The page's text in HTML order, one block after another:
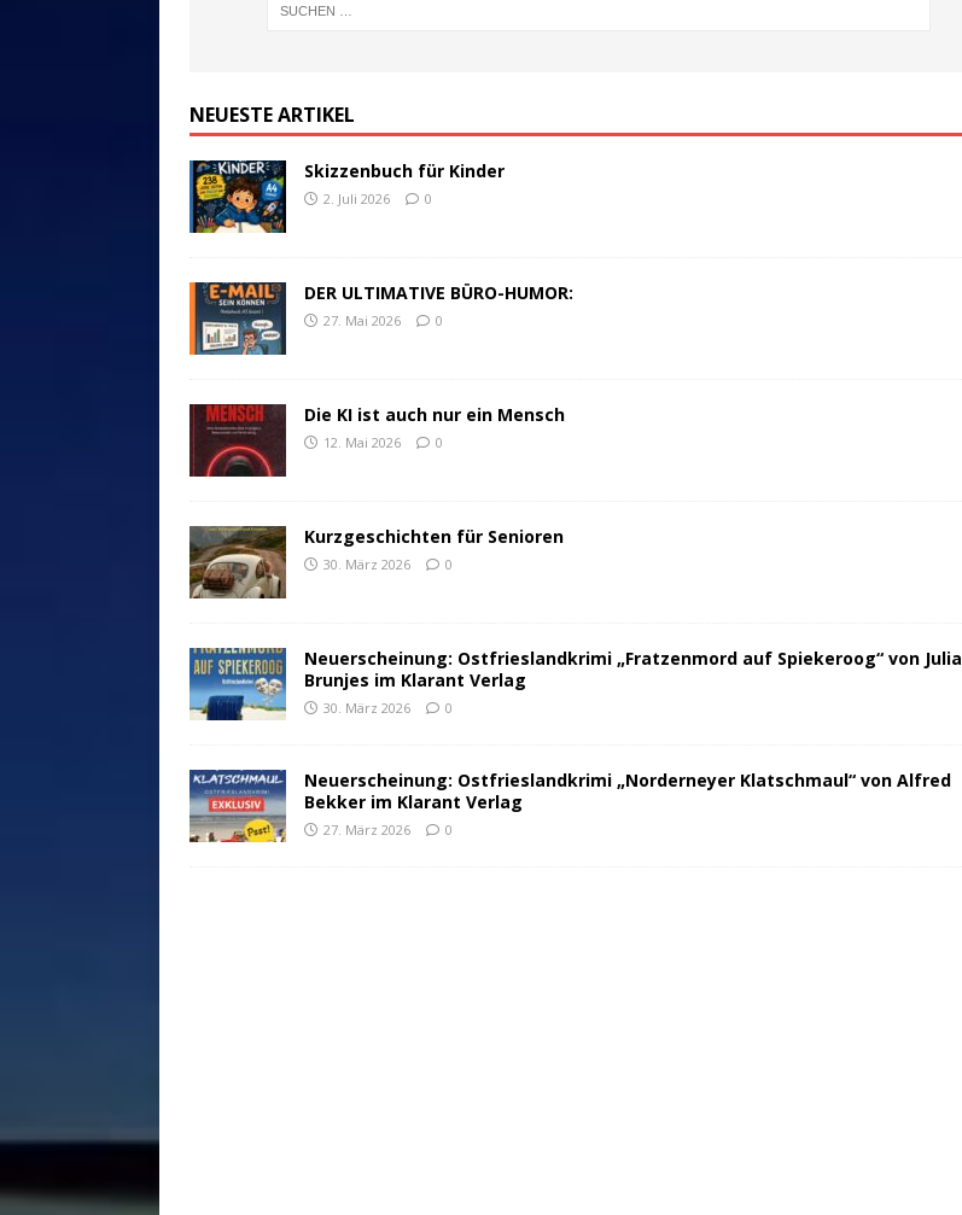
NEUESTE ARTIKEL
Skizzenbuch für Kinder
2. Juli 2026 0
DER ULTIMATIVE BÜRO-HUMOR:
27. Mai 2026 0
Die KI ist auch nur ein Mensch
12. Mai 2026 0
Kurzgeschichten für Senioren
30. März 2026 0
Neuerscheinung: Ostfrieslandkrimi „Fratzenmord auf Spiekeroog“ von Julia
Brunjes im Klarant Verlag
30. März 2026 0
Neuerscheinung: Ostfrieslandkrimi „Norderneyer Klatschmaul“ von Alfred
Bekker im Klarant Verlag
27. März 2026 0